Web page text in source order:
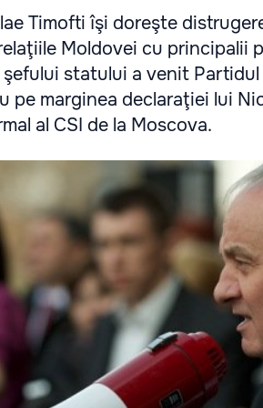
Timofti îşi doreşte
Moldovei cu principalii
statului a venit
pe marginea declaraţiei lui
al CSI de la Moscova.